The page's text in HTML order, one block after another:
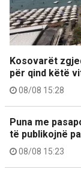
Kosovarët
për qind këtë
08/08 15:28
Puna me
të publikojnë
08/08 15:23